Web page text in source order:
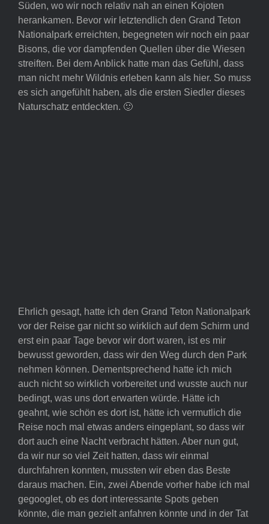
Süden, wo wir noch relativ nah an einen Kojoten
herankamen. Bevor wir letztendlich den Grand Teton
Nationalpark erreichten, begegneten wir noch ein paar
Bisons, die vor dampfenden Quellen über die Wiesen
streiften. Bei dem Anblick hatte man das Gefühl, dass
man nicht mehr Wildnis erleben kann als hier. So muss
es sich angefühlt haben, als die ersten Siedler dieses
Naturschatz entdeckten. 🙂
Ehrlich gesagt, hatte ich den Grand Teton Nationalpark
vor der Reise gar nicht so wirklich auf dem Schirm und
erst ein paar Tage bevor wir dort waren, ist es mir
bewusst geworden, dass wir den Weg durch den Park
nehmen können. Dementsprechend hatte ich mich
auch nicht so wirklich vorbereitet und wusste auch nur
bedingt, was uns dort erwarten würde. Hätte ich
geahnt, wie schön es dort ist, hätte ich vermutlich die
Reise noch mal etwas anders eingeplant, so dass wir
dort auch eine Nacht verbracht hätten. Aber nun gut,
da wir nur so viel Zeit hatten, dass wir einmal
durchfahren konnten, mussten wir eben das Beste
daraus machen. Ein, zwei Abende vorher habe ich mal
gegooglet, ob es dort interessante Spots geben
könnte, die man gezielt anfahren könnte und in der Tat